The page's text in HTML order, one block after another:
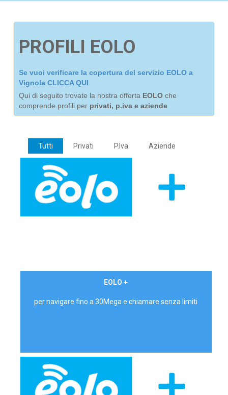
PROFILI EOLO
Se vuoi verificare la copertura del servizio EOLO a
Vignola CLICCA QUI
Qui di seguito trovate la nostra offerta EOLO che
comprende profili per privati, p.iva e aziende
Tutti Privati P.Iva Aziende
EOLO +
per navigare fino a 30Mega e chiamare senza limiti